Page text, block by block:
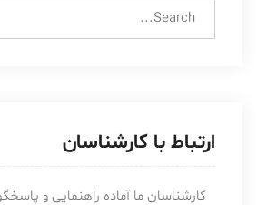
ارتباط با کارشناسان
کارشناسان ما آماده راهنمایی و